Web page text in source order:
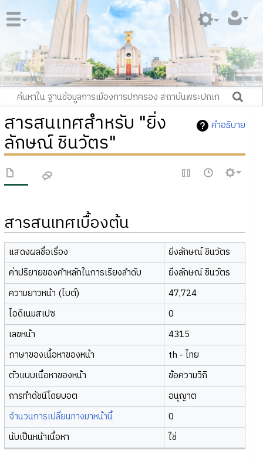
คำอธิบาย
สารสนเทศสำหรับ "ยิ่ง
ลักษณ์ ชินวัตร"
สารสนเทศเบื้องต้น
แสดงผลชื่อเรื่อง
ยิ่งลักษณ์ ชินวัตร
ค่าปริยายของคำหลักในการเรียงลำดับ
ยิ่งลักษณ์ ชินวัตร
ความยาวหน้า (ไบต์)
47,724
ไอดีเนมสเปซ
0
เลขหน้า
4315
ภาษาของเนื้อหาของหน้า
th - ไทย
ตัวแบบเนื้อหาของหน้า
ข้อความวิกิ
การทำดัชนีโดยบอต
อนุญาต
จำนวนการเปลี่ยนทางมาหน้านี้
0
นับเป็นหน้าเนื้อหา
ใช่